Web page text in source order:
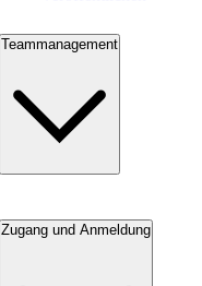
Teammanagement
Zugang und Anmeldung